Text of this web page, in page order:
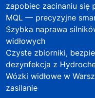
zapobiec zacinaniu się
MQL — precyzyjne
Szybka naprawa
widłowych
Czyste zbiorniki,
dezynfekcja z
Wózki widłowe w
zasilanie